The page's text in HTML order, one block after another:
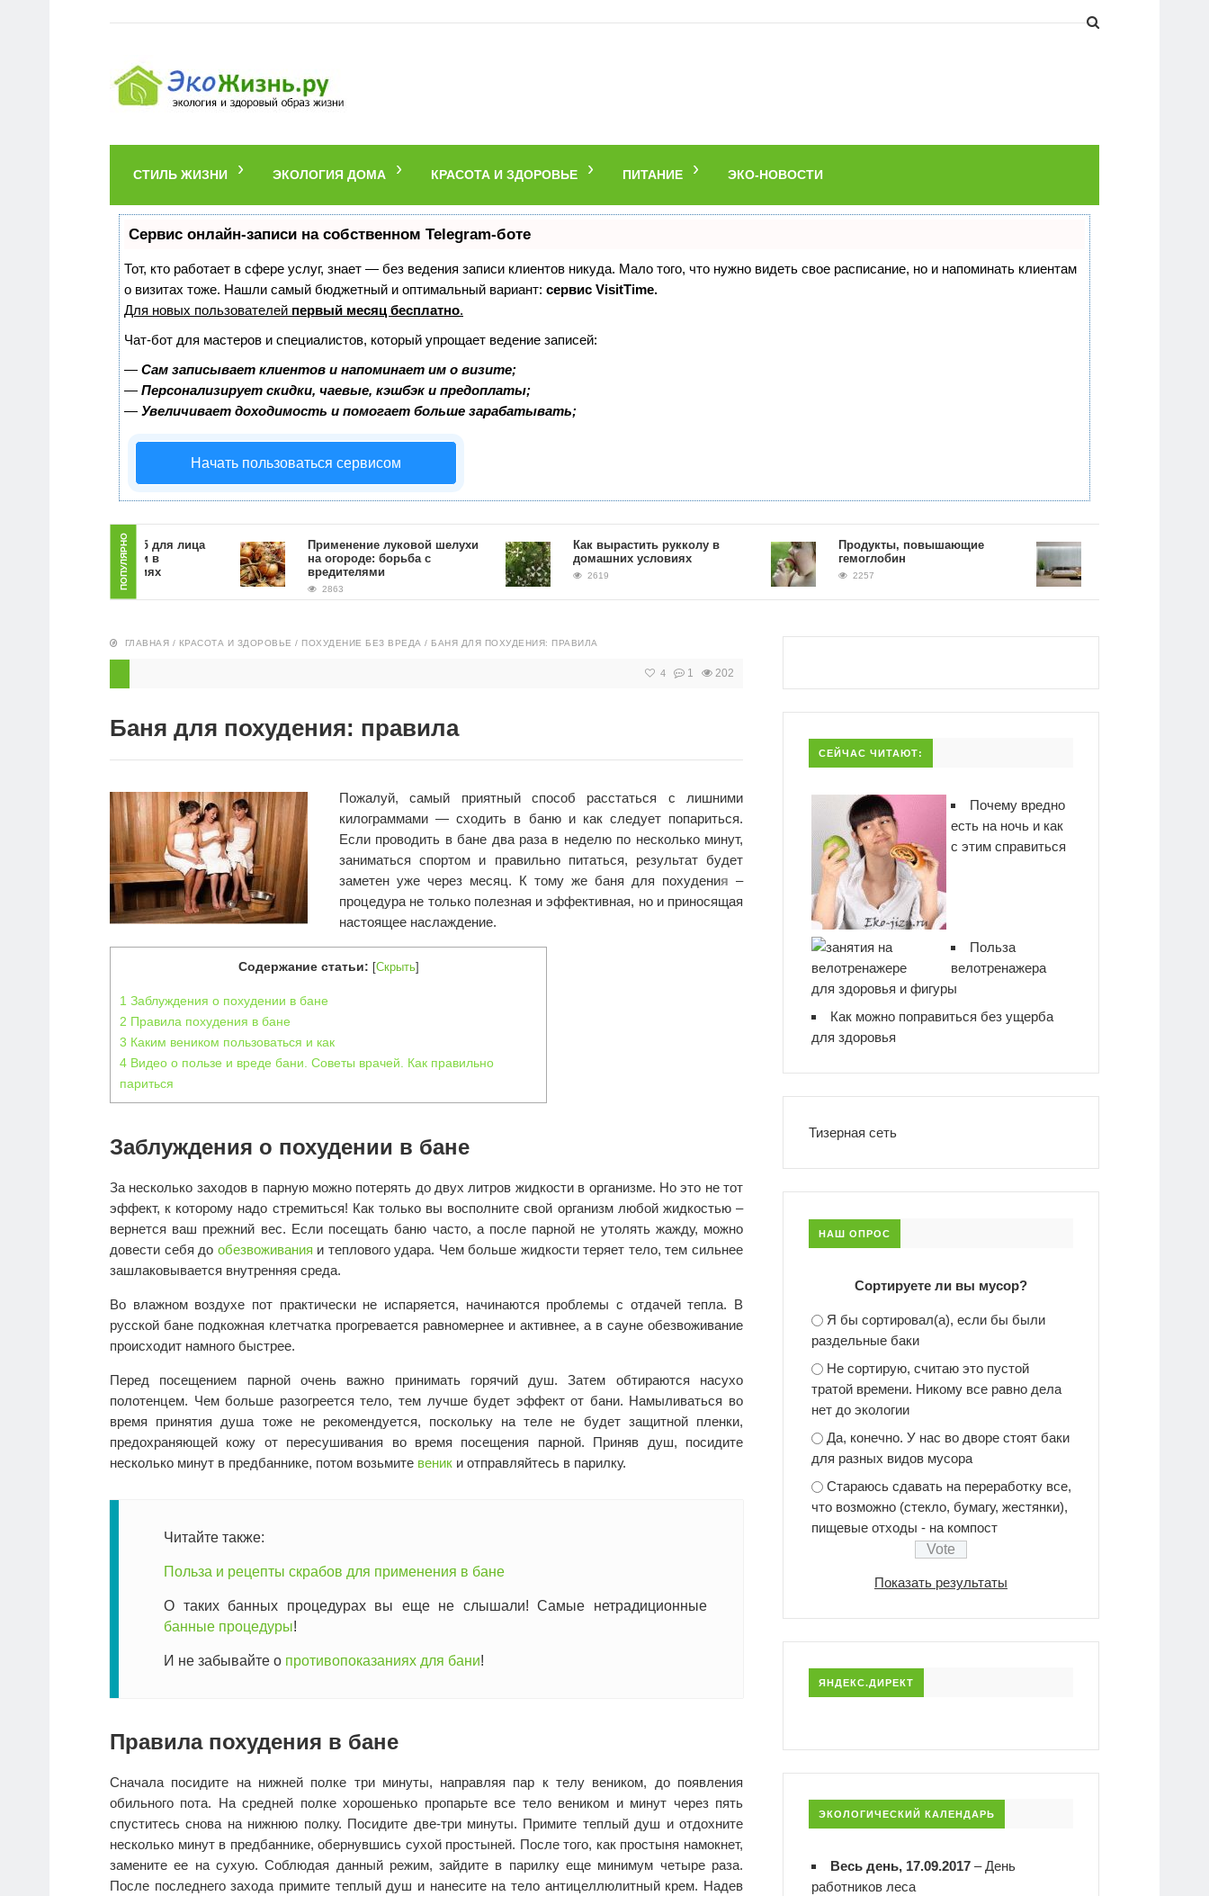
СТИЛЬ ЖИЗНИ ЭКОЛОГИЯ ДОМА КРАСОТА И ЗДОРОВЬЕ ПИТАНИЕ ЭКО-НОВОСТИ
Сервис онлайн-записи на собственном Telegram-боте
Тот, кто работает в сфере услуг, знает — без ведения записи клиентов никуда. Мало того, что нужно видеть свое расписание, но и напоминать клиентам
о визитах тоже. Нашли самый бюджетный и оптимальный вариант: сервис VisitTime.
Для новых пользователей первый месяц бесплатно.
Чат-бот для мастеров и специалистов, который упрощает ведение записей:
— Сам записывает клиентов и напоминает им о визите;
— Персонализирует скидки, чаевые, кэшбэк и предоплаты;
— Увеличивает доходимость и помогает больше зарабатывать;
Начать пользоваться сервисом
ПОПУЛЯРНО
Как сделать скраб для лица
из кофейной гущи в
домашних условиях
Применение луковой шелухи
на огороде: борьба с
вредителями
2863
Как вырастить рукколу в
домашних условиях
2619
Продукты, повышающие
гемоглобин
2257
Влажность воздуха в
1883
ГЛАВНАЯ / КРАСОТА И ЗДОРОВЬЕ / ПОХУДЕНИЕ БЕЗ ВРЕДА / БАНЯ ДЛЯ ПОХУДЕНИЯ: ПРАВИЛА
4 1 202
Баня для похудения: правила
Пожалуй, самый приятный способ расстаться с лишними
килограммами — сходить в баню и как следует попариться.
Если проводить в бане два раза в неделю по несколько минут,
заниматься спортом и правильно питаться, результат будет
заметен уже через месяц. К тому же баня для похудения –
процедура не только полезная и эффективная, но и приносящая
настоящее наслаждение.
Содержание статьи: [Скрыть]
1 Заблуждения о похудении в бане
2 Правила похудения в бане
3 Каким веником пользоваться и как
4 Видео о пользе и вреде бани. Советы врачей. Как правильно
париться
Заблуждения о похудении в бане
За несколько заходов в парную можно потерять до двух литров жидкости в организме. Но это не тот
эффект, к которому надо стремиться! Как только вы восполните свой организм любой жидкостью –
вернется ваш прежний вес. Если посещать баню часто, а после парной не утолять жажду, можно
довести себя до обезвоживания и теплового удара. Чем больше жидкости теряет тело, тем сильнее
зашлаковывается внутренняя среда.
Во влажном воздухе пот практически не испаряется, начинаются проблемы с отдачей тепла. В
русской бане подкожная клетчатка прогревается равномернее и активнее, а в сауне обезвоживание
происходит намного быстрее.
Перед посещением парной очень важно принимать горячий душ. Затем обтираются насухо
полотенцем. Чем больше разогреется тело, тем лучше будет эффект от бани. Намыливаться во
время принятия душа тоже не рекомендуется, поскольку на теле не будет защитной пленки,
предохраняющей кожу от пересушивания во время посещения парной. Приняв душ, посидите
несколько минут в предбаннике, потом возьмите веник и отправляйтесь в парилку.
Читайте также:
Польза и рецепты скрабов для применения в бане
О таких банных процедурах вы еще не слышали! Самые нетрадиционные
банные процедуры!
И не забывайте о противопоказаниях для бани!
Правила похудения в бане
Сначала посидите на нижней полке три минуты, направляя пар к телу веником, до появления
обильного пота. На средней полке хорошенько пропарьте все тело веником и минут через пять
спуститесь снова на нижнюю полку. Посидите две-три минуты. Примите теплый душ и отдохните
несколько минут в предбаннике, обернувшись сухой простыней. После того, как простыня намокнет,
замените ее на сухую. Соблюдая данный режим, зайдите в парилку еще минимум четыре раза.
После последнего захода примите теплый душ и нанесите на тело антицеллюлитный крем. Надев
СЕЙЧАС ЧИТАЮТ:
Почему вредно
есть на ночь и как
с этим справиться
Польза
велотренажера
для здоровья и фигуры
Как можно поправиться без ущерба
для здоровья
Тизерная сеть
НАШ ОПРОС
Сортируете ли вы мусор?
Я бы сортировал(а), если бы были
раздельные баки
Не сортирую, считаю это пустой
тратой времени. Никому все равно дела
нет до экологии
Да, конечно. У нас во дворе стоят баки
для разных видов мусора
Стараюсь сдавать на переработку все,
что возможно (стекло, бумагу, жестянки),
пищевые отходы - на компост
Показать результаты
ЯНДЕКС.ДИРЕКТ
ЭКОЛОГИЧЕСКИЙ КАЛЕНДАРЬ
Весь день, 17.09.2017 –День
работников леса